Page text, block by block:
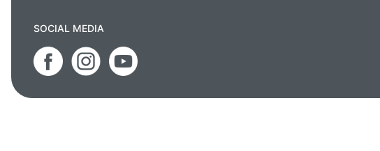
SOCIAL MEDIA